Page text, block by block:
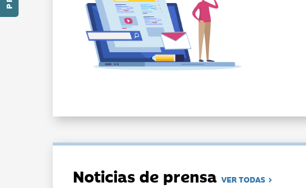
Noticias de prensaVER TODAS